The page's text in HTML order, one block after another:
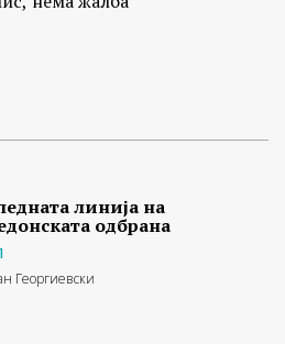
линија на
одбрана
Георгиевски